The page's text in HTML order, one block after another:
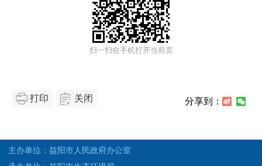
扫一扫在手机打开当前页
打印 关闭 分享到：
主办单位：益阳市人民政府办公室